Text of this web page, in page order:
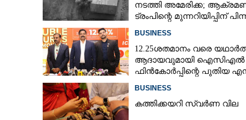
നടത്തി അമേരിക്ക;
ട്രംപിന്റെ മുന്നറിയിപ്പിന്
BUSINESS
12.25ശതമാനം വരെ
ആദായവുമായി ഐസിഎൽ
ഫിൻകോർപ്പിന്റെ പുതിയ
BUSINESS
കത്തിക്കയറി സ്വർണ വില